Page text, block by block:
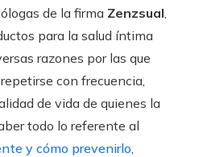
de la firma Zenzsual,
para la salud íntima
razones por las que
con frecuencia,
de vida de quienes la
todo lo referente al
y cómo prevenirlo,